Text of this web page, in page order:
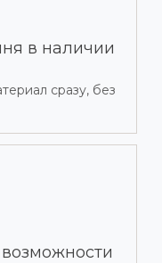
в наличии
сразу, без